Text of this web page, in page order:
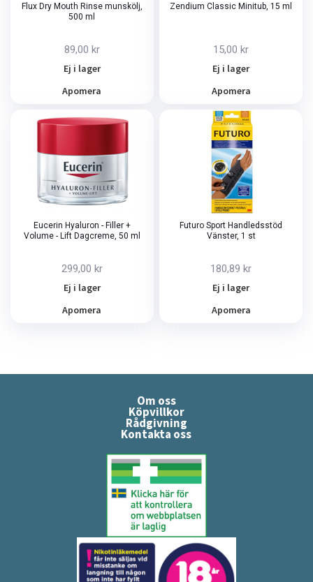
Flux Dry Mouth Rinse munskölj,
500 ml
89,00 kr
Ej i lager
Apomera
Zendium Classic Minitub, 15 ml
15,00 kr
Ej i lager
Apomera
Eucerin Hyaluron - Filler +
Volume - Lift Dagcreme, 50 ml
299,00 kr
Ej i lager
Apomera
Futuro Sport Handledsstöd
Vänster, 1 st
180,89 kr
Ej i lager
Apomera
Om oss
Köpvillkor
Rådgivning
Kontakta oss